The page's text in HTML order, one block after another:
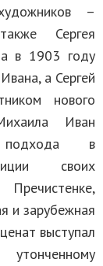
–
Сергея
в 1903 году
а Сергей
нового
Иван
подхода в
своих
и зарубежная
выступал